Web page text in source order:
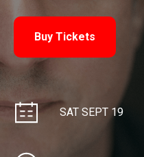
Buy Tickets
SAT SEPT 19